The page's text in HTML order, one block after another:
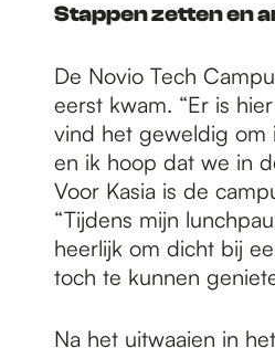
Stappen zetten en
De Novio Tech
eerst kwam. “Er is
vind het geweldig om
en ik hoop dat we in
Voor Kasia is de
“Tijdens mijn
heerlijk om dicht bij
toch te kunnen
Na het uitwaaien in